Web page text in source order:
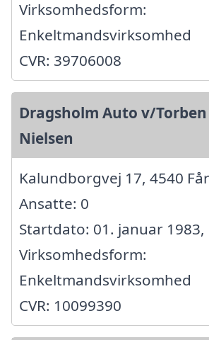
Virksomhedsform:
Enkeltmandsvirksomhed
CVR: 39706008
Dragsholm Auto v/Torben
Nielsen
Kalundborgvej 17, 4540
Ansatte: 0
Startdato: 01. januar 1983,
Virksomhedsform:
Enkeltmandsvirksomhed
CVR: 10099390